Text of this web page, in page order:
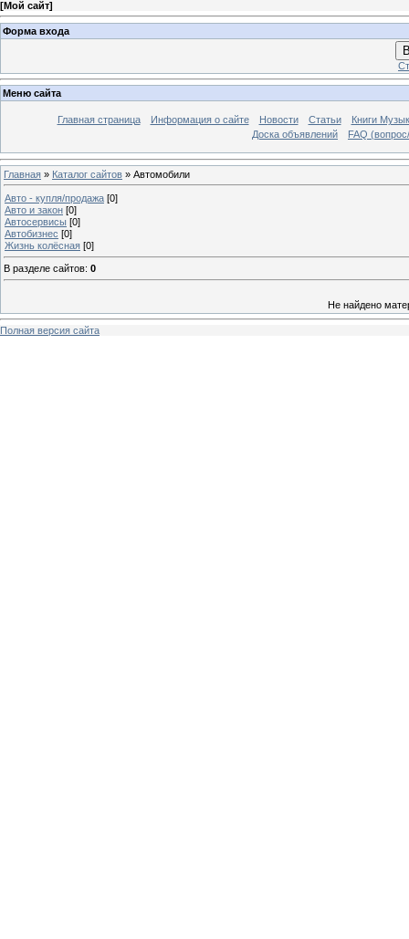
[Мой сайт]
Форма входа
Меню сайта
Главная страница Информация о сайте Новости Статьи
Книги
Доска объявлений
FAQ
Главная » Каталог сайтов » Автомобили
Авто - купля/продажа [0]
Авто и закон [0]
Автосервисы [0]
Автобизнес [0]
Жизнь колёсная [0]
В разделе сайтов: 0
Не найдено
Полная версия сайта